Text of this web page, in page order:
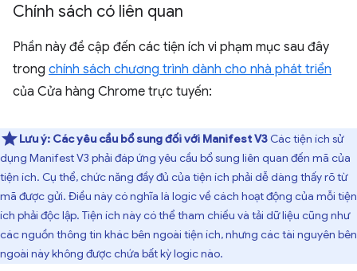
Chính sách có liên quan
Phần này đề cập đến các tiện ích vi phạm mục sau đây
trong chính sách chương trình dành cho nhà phát triển
của Cửa hàng Chrome trực tuyến:
Lưu ý: Các yêu cầu bổ sung đối với Manifest V3 Các tiện ích sử
dụng Manifest V3 phải đáp ứng yêu cầu bổ sung liên quan đến mã của
tiện ích. Cụ thể, chức năng đầy đủ của tiện ích phải dễ dàng thấy rõ từ
mã được gửi. Điều này có nghĩa là logic về cách hoạt động của mỗi tiện
ích phải độc lập. Tiện ích này có thể tham chiếu và tải dữ liệu cũng như
các nguồn thông tin khác bên ngoài tiện ích, nhưng các tài nguyên bên
ngoài này không được chứa bất kỳ logic nào.